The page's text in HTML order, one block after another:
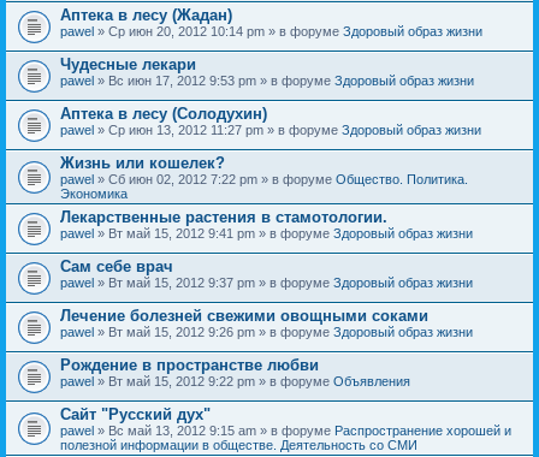
Аптека в лесу (Жадан)
pawel » Ср июн 20, 2012 10:14 pm » в форуме Здоровый образ жизни
Чудесные лекари
pawel » Вс июн 17, 2012 9:53 pm » в форуме Здоровый образ жизни
Аптека в лесу (Солодухин)
pawel » Ср июн 13, 2012 11:27 pm » в форуме Здоровый образ жизни
Жизнь или кошелек?
pawel » Сб июн 02, 2012 7:22 pm » в форуме Общество. Политика.
Экономика
Лекарственные растения в стамотологии.
pawel » Вт май 15, 2012 9:41 pm » в форуме Здоровый образ жизни
Сам себе врач
pawel » Вт май 15, 2012 9:37 pm » в форуме Здоровый образ жизни
Лечение болезней свежими овощными соками
pawel » Вт май 15, 2012 9:26 pm » в форуме Здоровый образ жизни
Рождение в пространстве любви
pawel » Вт май 15, 2012 9:22 pm » в форуме Объявления
Сайт "Русский дух"
pawel » Вс май 13, 2012 9:15 am » в форуме Распространение хорошей и
полезной информации в обществе. Деятельность со СМИ